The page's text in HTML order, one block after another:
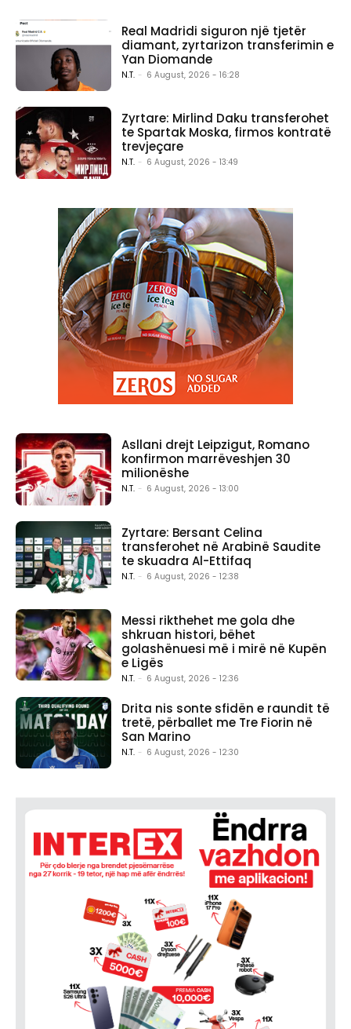
Real Madridi siguron një tjetër
diamant, zyrtarizon transferimin e
Yan Diomande
N.T. - 6 August, 2026 - 16:28
Zyrtare: Mirlind Daku transferohet
te Spartak Moska, firmos kontratë
trevjeçare
N.T. - 6 August, 2026 - 13:49
Asllani drejt Leipzigut, Romano
konfirmon marrëveshjen 30
milionëshe
N.T. - 6 August, 2026 - 13:00
Zyrtare: Bersant Celina
transferohet në Arabinë Saudite
te skuadra Al-Ettifaq
N.T. - 6 August, 2026 - 12:38
Messi rikthehet me gola dhe
shkruan histori, bëhet
golashënuesi më i mirë në Kupën
e Ligës
N.T. - 6 August, 2026 - 12:36
Drita nis sonte sfidën e raundit të
tretë, përballet me Tre Fiorin në
San Marino
N.T. - 6 August, 2026 - 12:30